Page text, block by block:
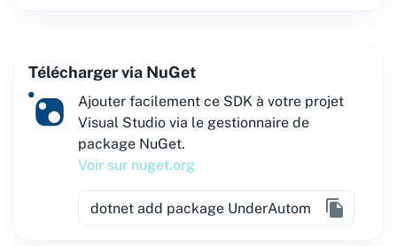
Télécharger via NuGet
Ajouter facilement ce SDK à votre projet
Visual Studio via le gestionnaire de
package NuGet.
Voir sur nuget.org